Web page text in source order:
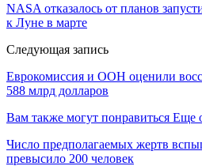
NASA отказалось от планов
к Луне в марте
Следующая запись
Еврокомиссия и ООН оценили
588 млрд долларов
Вам также могут понравиться Еще
Число предполагаемых жертв
превысило 200 человек